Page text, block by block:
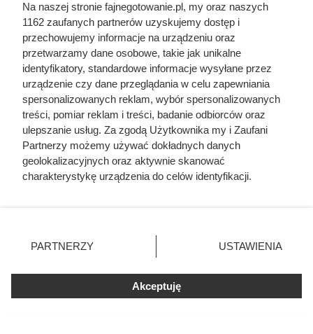
Kawosze zachwyceni smakiem, a
cena jest rewelacyjna
Nowość w Dino - kawa mielona Swisso Reich Rösten w
Na naszej stronie fajnegotowanie.pl, my oraz naszych
1162 zaufanych partnerów uzyskujemy dostęp i
przechowujemy informacje na urządzeniu oraz
przetwarzamy dane osobowe, takie jak unikalne
identyfikatory, standardowe informacje wysyłane przez
urządzenie czy dane przeglądania w celu zapewniania
spersonalizowanych reklam, wybór spersonalizowanych
treści, pomiar reklam i treści, badanie odbiorców oraz
ulepszanie usług. Za zgodą Użytkownika my i Zaufani
Partnerzy możemy używać dokładnych danych
geolokalizacyjnych oraz aktywnie skanować
charakterystykę urządzenia do celów identyfikacji.
zmienić/wycofać klikając przycisk ustawień prywatności
znajdujący się w lewym dolnym rogu strony
rodzaje przetwarzania danych nie wymagają zgody
użytkownika, ale masz prawo sprzeciwić się takiemu
przetwarzaniu. Preferencje będą miały zastosowania tylko
PARTNERZY USTAWIENIA
Akceptuję